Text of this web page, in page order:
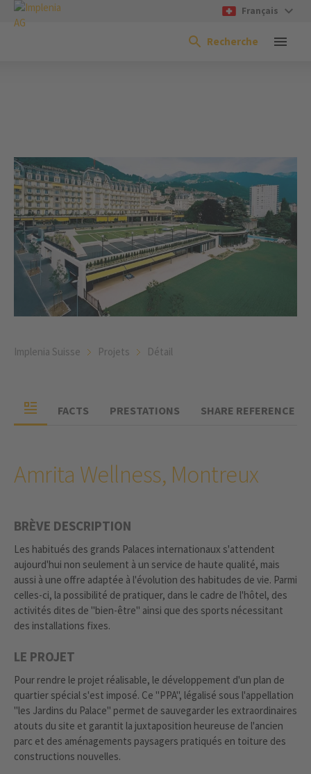
Français
Recherche
Implenia Suisse Projets Détail
FACTS PRESTATIONS SHARE REFERENCE
Amrita Wellness, Montreux
BRÈVE DESCRIPTION
Les habitués des grands Palaces internationaux s'attendent
aujourd'hui non seulement à un service de haute qualité, mais
aussi à une offre adaptée à l'évolution des habitudes de vie. Parmi
celles-ci, la possibilité de pratiquer, dans le cadre de l'hôtel, des
activités dites de "bien-être" ainsi que des sports nécessitant
des installations fixes.
LE PROJET
Pour rendre le projet réalisable, le développement d'un plan de
quartier spécial s'est imposé. Ce "PPA", légalisé sous l'appellation
"les Jardins du Palace" permet de sauvegarder les extraordinaires
atouts du site et garantit la juxtaposition heureuse de l'ancien
parc et des aménagements paysagers pratiqués en toiture des
constructions nouvelles.